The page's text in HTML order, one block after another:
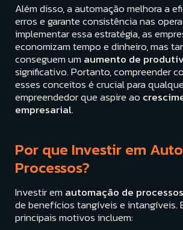
Além disso, a automação melhora a
erros e garante consistência nas
implementar essa estratégia, as
economizam tempo e dinheiro, mas
conseguem um aumento de
significativo. Portanto, compreender
esses conceitos é crucial para
empreendedor que aspire ao
empresarial.
Por que Investir em
Processos?
Investir em automação de processos
de benefícios tangíveis e intangíveis.
principais motivos incluem: